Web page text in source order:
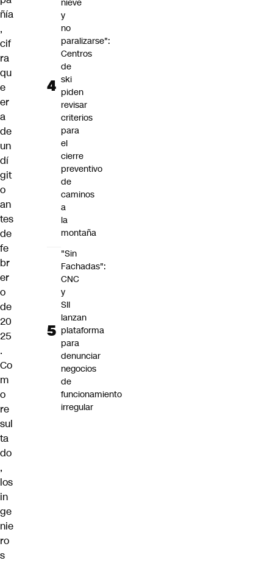
ñía
,
cif
ra
qu
e
er
a
de
un
dí
git
o
an
tes
de
fe
br
er
o
de
20
25
.
Co
m
o
re
sul
ta
do
,
los
in
ge
nie
ro
s
nieve
y
no
paralizarse":
Centros
de
ski
piden
revisar
criterios
para
el
cierre
preventivo
de
caminos
a
la
montaña
"Sin
Fachadas":
CNC
y
SII
lanzan
plataforma
para
denunciar
negocios
de
funcionamiento
irregular